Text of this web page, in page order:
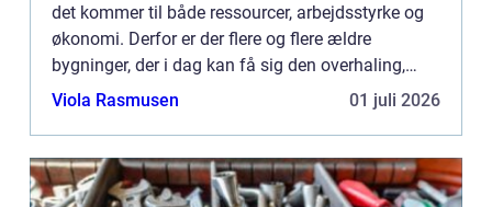
det kommer til både ressourcer, arbejdsstyrke og
økonomi. Derfor er der flere og flere ældre
bygninger, der i dag kan få sig den overhaling,
som de har så hårdt behov for. For nogle betyder
Viola Rasmusen 01 juli 2026